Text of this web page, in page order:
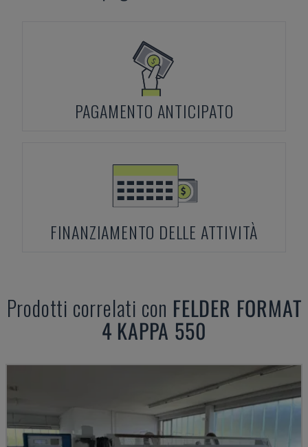
PAGAMENTO ANTICIPATO
FINANZIAMENTO DELLE ATTIVITÀ
Prodotti correlati con FELDER FORMAT
4 KAPPA 550